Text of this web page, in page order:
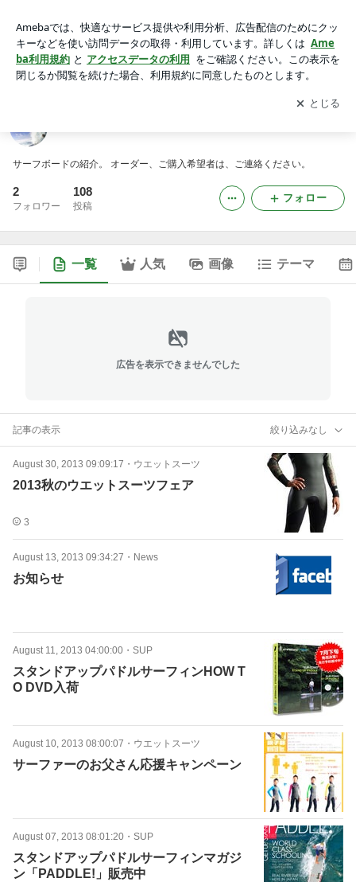
アプリをダウンロードして ブログの更新通知
を受け取りまし
ょう。
開く
サーフボードの紹介。 オーダー、ご購入希望者は、ご連絡ください。
2
フォロワー
108
投稿
フォロー
一覧 人気 画像 テーマ
広告を表示できませんでした
記事の表示 絞り込みなし
August 30, 2013 09:09:17 ・ ウエットスーツ
2013秋のウエットスーツフェア
3
August 13, 2013 09:34:27 ・ News
お知らせ
August 11, 2013 04:00:00 ・ SUP
スタンドアップパドルサーフィンHOW T
O DVD入荷
August 10, 2013 08:00:07 ・ ウエットスーツ
サーファーのお父さん応援キャンペーン
August 07, 2013 08:01:20 ・ SUP
スタンドアップパドルサーフィンマガジ
ン「PADDLE!」販売中